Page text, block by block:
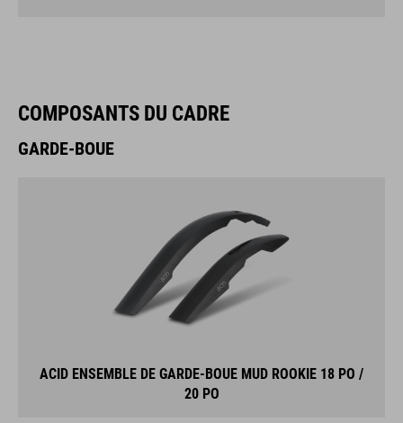
COMPOSANTS DU CADRE
GARDE-BOUE
ACID ENSEMBLE DE GARDE-BOUE MUD ROOKIE 18 PO /
20 PO